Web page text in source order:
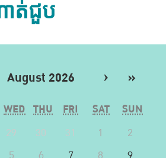
ាត់ជួប
August 2026 › »
WED THU FRI SAT
SUN
29 30 31 1
2